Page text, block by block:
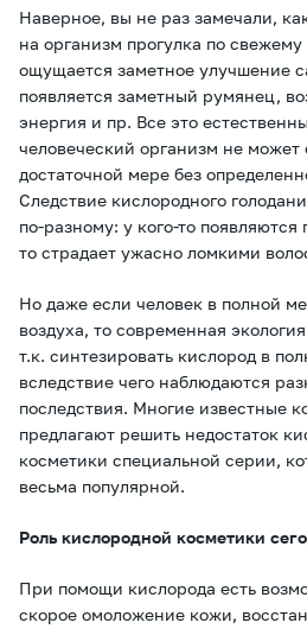
Наверное, вы не раз замечали,
на организм прогулка по
ощущается заметное улучшение
появляется заметный румянец,
энергия и пр. Все это
человеческий организм не
достаточной мере без
Следствие кислородного
по-разному: у кого-то
то страдает ужасно ломкими
Но даже если человек в полной
воздуха, то современная
т.к. синтезировать кислород в
вследствие чего наблюдаются
последствия. Многие известные
предлагают решить недостаток
косметики специальной серии,
весьма популярной.
Роль кислородной косметики
При помощи кислорода есть
скорое омоложение кожи,